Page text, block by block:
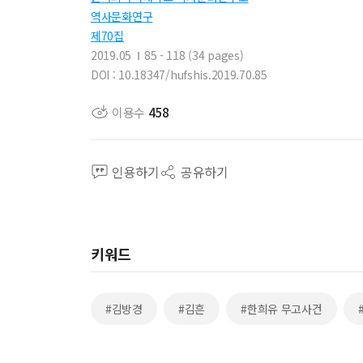
역사문화연구
제70집
2019.05
85 - 118 (34 pages)
DOI : 10.18347/hufshis.2019.70.85
이용수 458
인용하기 공유하기
키워드
#김방경 #김흔 #한희유 무고사건